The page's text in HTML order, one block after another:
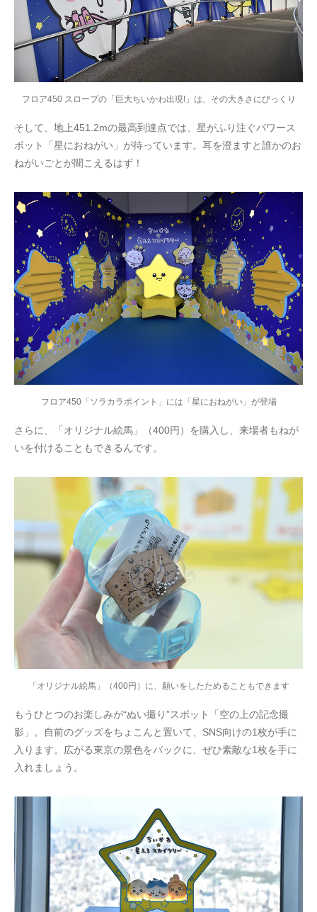
フロア450 スロープの「巨大ちいかわ出現!」は、その大きさにびっくり
そして、地上451.2mの最高到達点では、星がふり注ぐパワース
ポット「星におねがい」が待っています。耳を澄ますと誰かのお
ねがいごとが聞こえるはず！
フロア450「ソラカラポイント」には「星におねがい」が登場
さらに、「オリジナル絵馬」（400円）を購入し、来場者もねが
いを付けることもできるんです。
「オリジナル絵馬」（400円）に、願いをしたためることもできます
もうひとつのお楽しみが“ぬい撮り”スポット「空の上の記念撮
影」。自前のグッズをちょこんと置いて、SNS向けの1枚が手に
入ります。広がる東京の景色をバックに、ぜひ素敵な1枚を手に
入れましょう。